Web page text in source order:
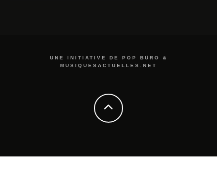
UNE INITIATIVE DE POP BÜRO &
MUSIQUESACTUELLES.NET